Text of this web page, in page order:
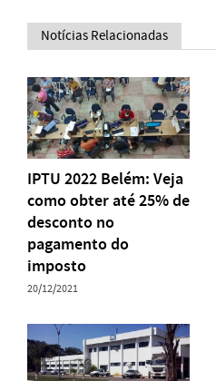
Notícias Relacionadas
IPTU 2022 Belém: Veja
como obter até 25% de
desconto no
pagamento do
imposto
20/12/2021